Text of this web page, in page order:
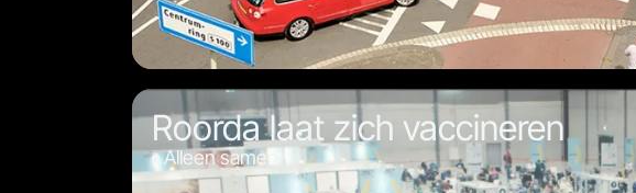
Roorda laat zich vaccineren
Alleen samen